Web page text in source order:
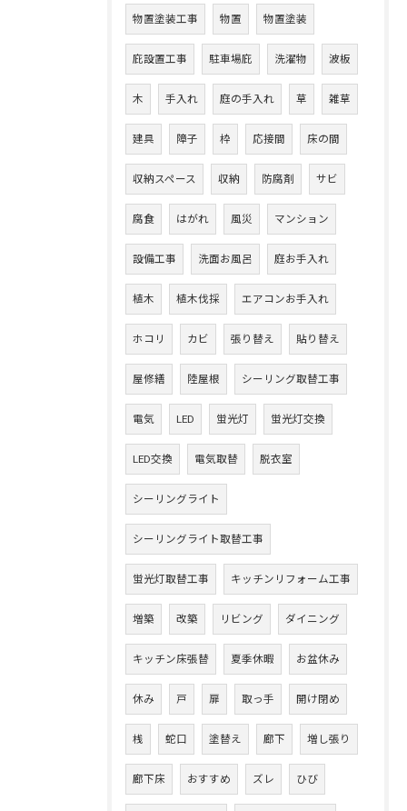
物置塗装工事 物置 物置塗装
庇設置工事 駐車場庇 洗濯物 波板
木 手入れ 庭の手入れ 草 雑草
建具 障子 枠 応接間 床の間
収納スペース 収納 防腐剤 サビ
腐食 はがれ 風災 マンション
設備工事 洗面お風呂 庭お手入れ
植木 植木伐採 エアコンお手入れ
ホコリ カビ 張り替え 貼り替え
屋修繕 陸屋根 シーリング取替工事
電気 LED 蛍光灯 蛍光灯交換
LED交換 電気取替 脱衣室
シーリングライト
シーリングライト取替工事
蛍光灯取替工事 キッチンリフォーム工事
増築 改築 リビング ダイニング
キッチン床張替 夏季休暇 お盆休み
休み 戸 扉 取っ手 開け閉め
桟 蛇口 塗替え 廊下 増し張り
廊下床 おすすめ ズレ ひび